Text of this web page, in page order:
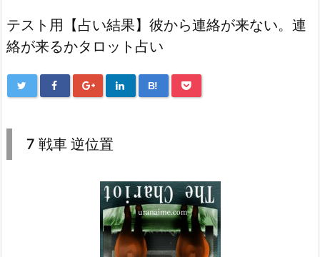
テスト用【占い結果】彼から連絡が来ない。連
絡が来るかタロット占い
B!
7 戦車 逆位置